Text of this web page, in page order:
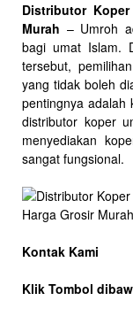
Distributor
Murah – Umroh
bagi umat Islam.
tersebut,
yang tidak boleh
pentingnya adalah
distributor koper
menyediakan
sangat fungsional.
Kontak Kami
Klik Tombol